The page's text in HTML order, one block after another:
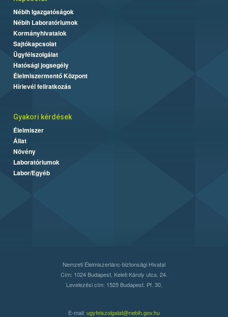
Nébih Igazgatóságok
Nébih Laboratóriumok
Kormányhivatalok
Sajtókapcsolat
Ügyfélszolgálat
Hatósági jogsegély
Élelmiszermentő Központ
Hírlevél feliratkozás
Gyakori kérdések
Élelmiszer
Állat
Növény
Laboratóriumok
Labor/Egyéb
Nemzeti Élelmiszerlánc-biztonsági Hivatal
Cím: 1024 Budapest, Keleti Károly utca. 24.
Levelezési cím: 1525 Budapest. Pf. 30.
E-mail: ugyfelszolgalat@nebih.gov.hu